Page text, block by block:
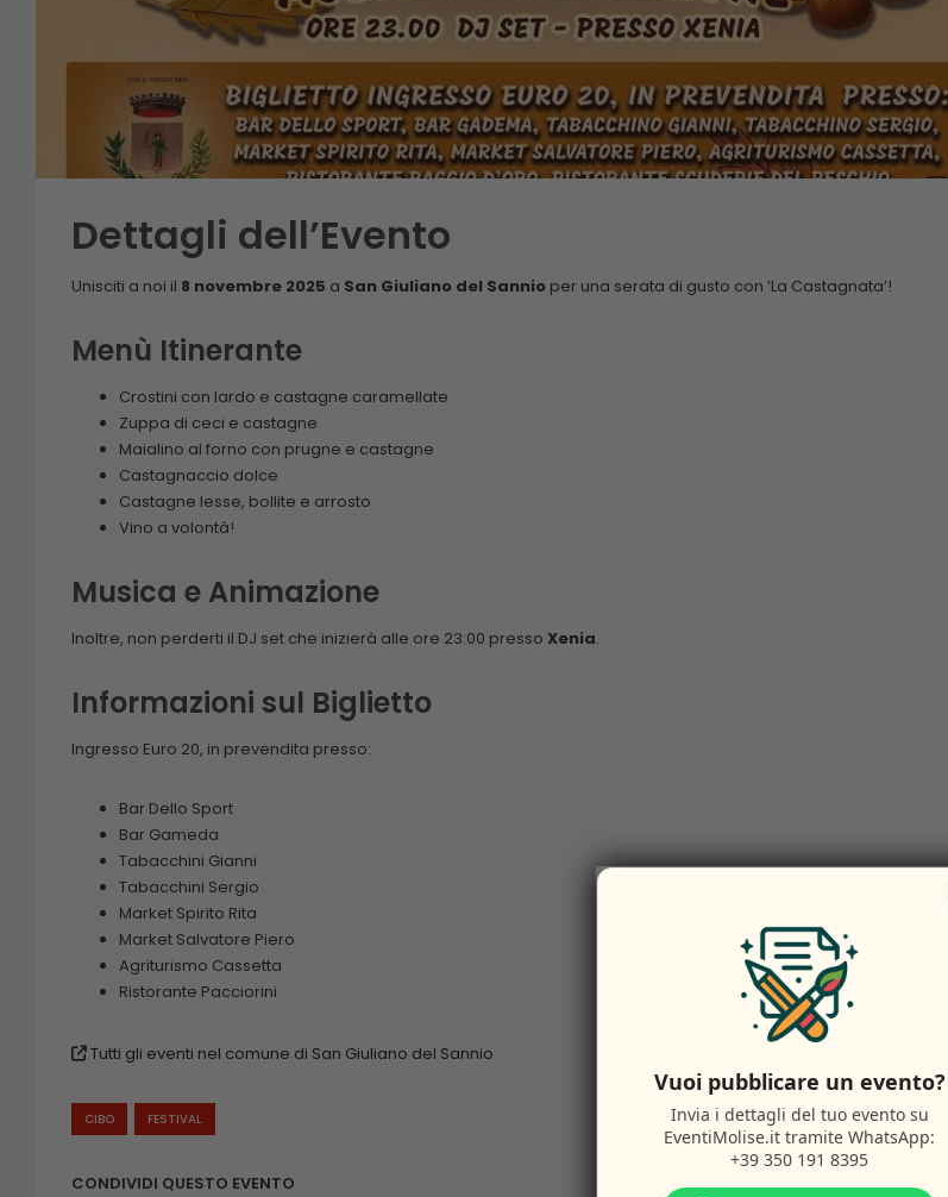
Dettagli dell’Evento
Unisciti a noi il 8 novembre 2025 a San Giuliano del Sannio per una serata di gusto con ‘La Castagnata’!
Menù Itinerante
Crostini con lardo e castagne caramellate
Zuppa di ceci e castagne
Maialino al forno con prugne e castagne
Castagnaccio dolce
Castagne lesse, bollite e arrosto
Vino a volontà!
Musica e Animazione
Inoltre, non perderti il DJ set che inizierà alle ore 23:00 presso Xenia.
Informazioni sul Biglietto
Ingresso Euro 20, in prevendita presso:
Bar Dello Sport
Bar Gameda
Tabacchini Gianni
Tabacchini Sergio
Market Spirito Rita
Market Salvatore Piero
Agriturismo Cassetta
Ristorante Pacciorini
Tutti gli eventi nel comune di San Giuliano del Sannio
CIBO FESTIVAL
CONDIVIDI QUESTO EVENTO
Vuoi pubblicare un evento?
Invia i dettagli del tuo evento su
EventiMolise.it tramite WhatsApp:
+39 350 191 8395